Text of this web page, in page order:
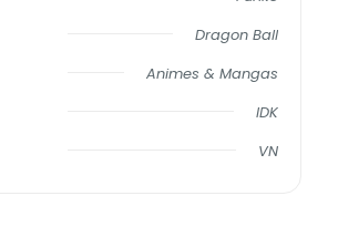
Dragon Ball
Animes & Mangas
IDK
VN